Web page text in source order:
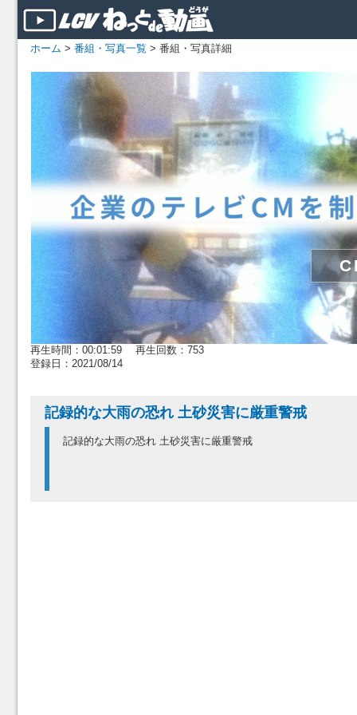
ホーム > 番組・写真一覧 > 番組・写真詳細
再生時間：00:01:59 再生回数：753
登録日：2021/08/14
記録的な大雨の恐れ 土砂災害に厳重警戒
記録的な大雨の恐れ 土砂災害に厳重警戒